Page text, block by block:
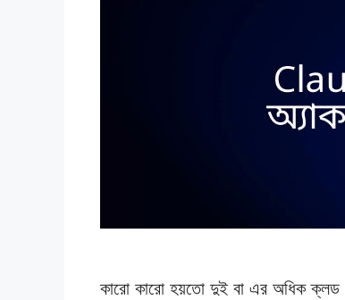
কারো কারো হয়তো দুই বা এর অধিক ক্লড